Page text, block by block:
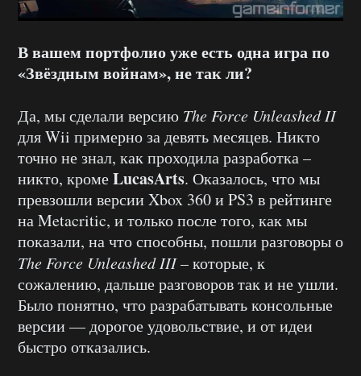
В вашем портфолио уже есть одна игра по
«Звёздным войнам», не так ли?
Да, мы сделали версию The Force Unleashed II
для Wii примерно за девять месяцев. Никто
точно не знал, как проходила разработка –
никто, кромеLucasArts. Оказалось, что мы
превзошли версии Xbox 360 и PS3 в рейтинге
на Metacritic, и только после того, как мы
показали, на что способны, пошли разговоры о
The Force Unleashed III– которые, к
сожалению, дальше разговоров так и не ушли.
Было понятно, что разрабатывать консольные
версии — дорогое удовольствие, и от идеи
быстро отказались.